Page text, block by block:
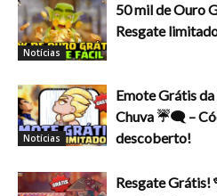
Notícias
50 mil de Ouro
Resgate
Notícias
Emote Grátis
Chuva ☔🗨️ –
descoberto!
Resgate Grátis!